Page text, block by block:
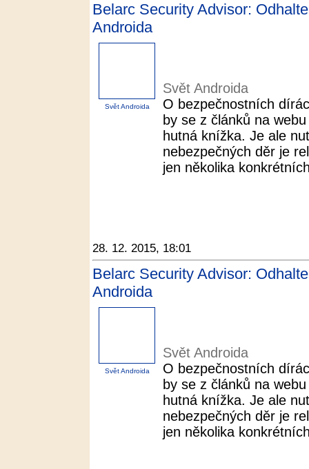
Belarc Security Advisor:
Androida
Svět Androida
Svět Androida
O bezpečnostních
by se z článků na
hutná knížka. Je ale
nebezpečných děr je
jen několika
28. 12. 2015, 18:01
Belarc Security Advisor:
Androida
Svět Androida
Svět Androida
O bezpečnostních
by se z článků na
hutná knížka. Je ale
nebezpečných děr je
jen několika